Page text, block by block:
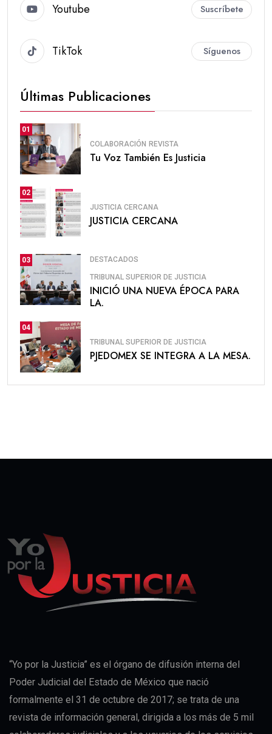
Youtube Suscríbete
TikTok Síguenos
Últimas Publicaciones
01
COLABORACIÓN REVISTA
Tu Voz También Es Justicia
02
JUSTICIA CERCANA
JUSTICIA CERCANA
03 DESTACADOS
TRIBUNAL SUPERIOR DE JUSTICIA
INICIÓ UNA NUEVA ÉPOCA PARA
LA.
04
TRIBUNAL SUPERIOR DE JUSTICIA
PJEDOMEX SE INTEGRA A LA MESA.
“Yo por la Justicia” es el órgano de difusión interna del
Poder Judicial del Estado de México que nació
formalmente el 31 de octubre de 2017; se trata de una
revista de información general, dirigida a los más de 5 mil